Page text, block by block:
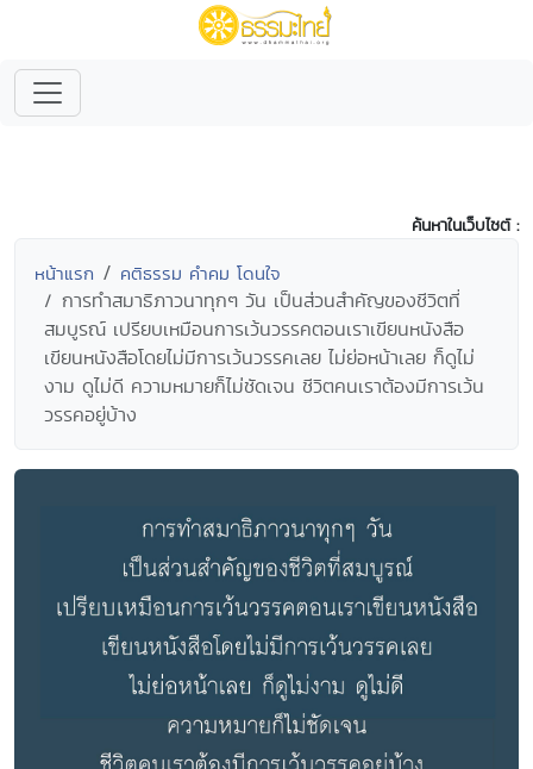
ค้นหาในเว็บไซต์ :
หน้าแรก คติธรรม คำคม โดนใจ
การทำสมาธิภาวนาทุกๆ วัน เป็นส่วนสำคัญของชีวิตที่
สมบูรณ์ เปรียบเหมือนการเว้นวรรคตอนเราเขียนหนังสือ
เขียนหนังสือโดยไม่มีการเว้นวรรคเลย ไม่ย่อหน้าเลย ก็ดูไม่
งาม ดูไม่ดี ความหมายก็ไม่ชัดเจน ชีวิตคนเราต้องมีการเว้น
วรรคอยู่บ้าง